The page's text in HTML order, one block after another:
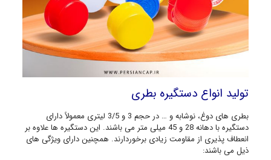
تولید انواع دستگیره بطری
بطری های دوغ، نوشابه و … در حجم 3 و 3/5 لیتری معمولاً دارای
دستگیره با دهانه 28 و 45 میلی متر می باشند. این دستگیره ها علاوه بر
انعطاف پذیری از مقاومت زیادی برخوردارند. همچنین دارای ویژگی های
ذیل می باشند: